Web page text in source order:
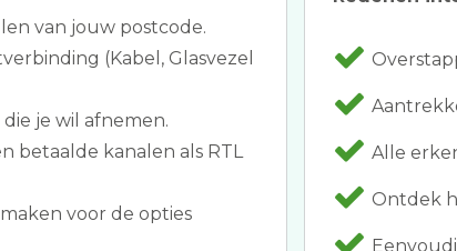
van jouw postcode.
(Kabel, Glasvezel
je wil afnemen.
betaalde kanalen als RTL
voor de opties
Alle
Ontdek